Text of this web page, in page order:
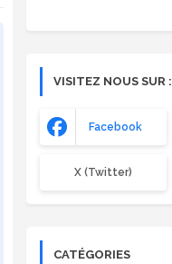
VISITEZ NOUS SUR :
Facebook
X (Twitter)
CATÉGORIES